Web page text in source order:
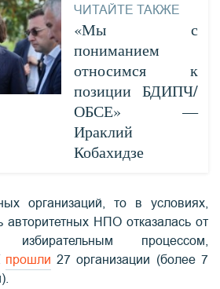
ЧИТАЙТЕ ТАКЖЕ
«Мы с
пониманием
относимся к
позиции БДИПЧ/
ОБСЕ» —
Ираклий
Кобахидзе
организаций, то в условиях,
авторитетных НПО отказалась от
процессом,
прошли 27 организации (более 7